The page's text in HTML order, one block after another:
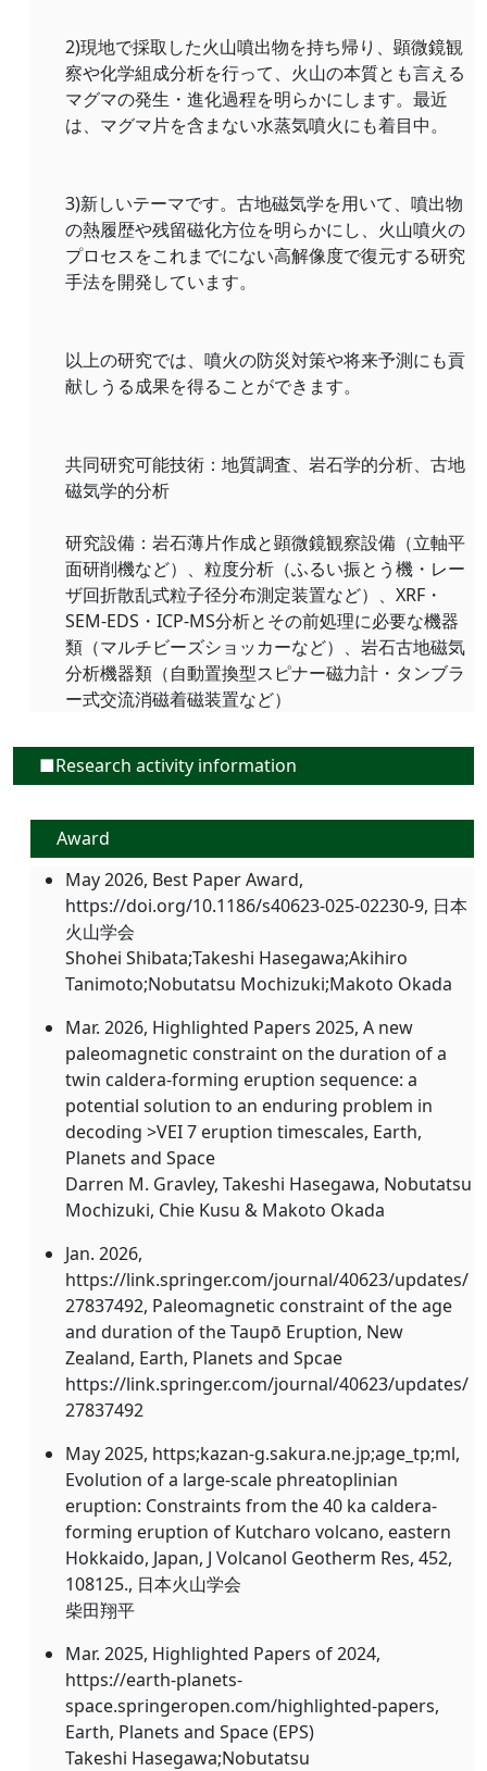
2)現地で採取した火山噴出物を持ち帰り、顕微鏡観
察や化学組成分析を行って、火山の本質とも言える
マグマの発生・進化過程を明らかにします。最近
は、マグマ片を含まない水蒸気噴火にも着目中。
3)新しいテーマです。古地磁気学を用いて、噴出物
の熱履歴や残留磁化方位を明らかにし、火山噴火の
プロセスをこれまでにない高解像度で復元する研究
手法を開発しています。
以上の研究では、噴火の防災対策や将来予測にも貢
献しうる成果を得ることができます。
共同研究可能技術：地質調査、岩石学的分析、古地
磁気学的分析
研究設備：岩石薄片作成と顕微鏡観察設備（立軸平
面研削機など）、粒度分析（ふるい振とう機・レー
ザ回折散乱式粒子径分布測定装置など）、XRF・
SEM-EDS・ICP-MS分析とその前処理に必要な機器
類（マルチビーズショッカーなど）、岩石古地磁気
分析機器類（自動置換型スピナー磁力計・タンブラ
ー式交流消磁着磁装置など）
■Research activity information
Award
May 2026, Best Paper Award,
https://doi.org/10.1186/s40623-025-02230-9, 日本
火山学会
Shohei Shibata;Takeshi Hasegawa;Akihiro
Tanimoto;Nobutatsu Mochizuki;Makoto Okada
Mar. 2026, Highlighted Papers 2025, A new
paleomagnetic constraint on the duration of a
twin caldera-forming eruption sequence: a
potential solution to an enduring problem in
decoding >VEI 7 eruption timescales, Earth,
Planets and Space
Darren M. Gravley, Takeshi Hasegawa, Nobutatsu
Mochizuki, Chie Kusu & Makoto Okada
Jan. 2026,
https://link.springer.com/journal/40623/updates/
27837492, Paleomagnetic constraint of the age
and duration of the Taupō Eruption, New
Zealand, Earth, Planets and Spcae
https://link.springer.com/journal/40623/updates/
27837492
May 2025, https;kazan-g.sakura.ne.jp;age_tp;ml,
Evolution of a large-scale phreatoplinian
eruption: Constraints from the 40 ka caldera-
forming eruption of Kutcharo volcano, eastern
Hokkaido, Japan, J Volcanol Geotherm Res, 452,
108125., 日本火山学会
柴田翔平
Mar. 2025, Highlighted Papers of 2024,
https://earth-planets-
space.springeropen.com/highlighted-papers,
Earth, Planets and Space (EPS)
Takeshi Hasegawa;Nobutatsu